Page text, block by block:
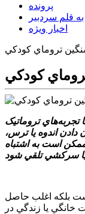
پرونده
به قلم سردبیر
اخبار ویژه
تروماي کودکي
کودکي
تجربه‌هاي تروماتيک
دادن اندوه يا ترس،
است به اشتباه
بلکه اغلب حاصل
خانگي يا زندگي در